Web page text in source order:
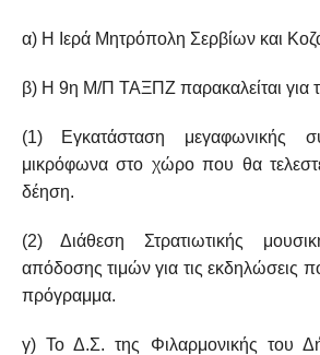
α) Η Ιερά Μητρόπολη Σερβίων και
β) Η 9η M/Π ΤΑΞΠΖ παρακαλείται για
(1) Εγκατάσταση μεγαφωνικής
μικρόφωνα στο χώρο που θα
δέηση.
(2) Διάθεση Στρατιωτικής
απόδοσης τιμών για τις εκδηλώσεις
πρόγραμμα.
γ) Το Δ.Σ. της Φιλαρμονικής του